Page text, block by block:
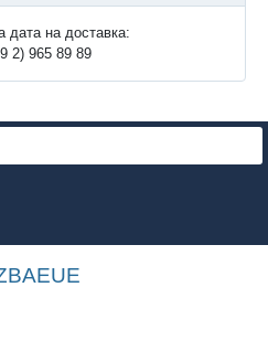
дата на доставка:
2) 965 89 89